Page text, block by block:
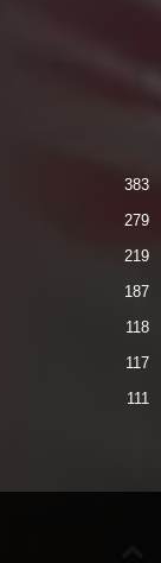
383
279
219
187
118
117
111